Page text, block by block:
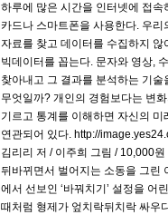
하루에 많은 시간을 인터넷에 접
카드나 스마트폰을 사용한다. 우
자료를 찾고 데이터를 수집하지
빅데이터를 꼽는다. 문자와 영상,
찾아내고 그 결과를 분석하는 기
무엇일까? 개인의 경험보다는 변
기르고 통계를 이해하면 자신의
연관되어 있다. http://
김리리 저 / 이주희 그림 / 10,000
뒤바뀌면서 벌어지는 소동을 그린
에서 선보인 ‘바꿔치기’ 설정을
때처럼 형제가 엎치락뒤치락 싸우